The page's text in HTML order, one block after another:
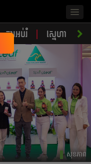
ការអប់រំ ស្នេហា
សុខភាព